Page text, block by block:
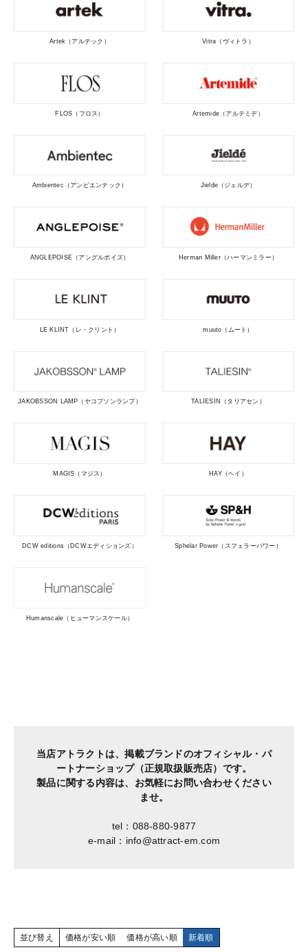
Artek（アルテック） Vitra（ヴィトラ）
FLOS（フロス） Artemide（アルテミデ）
Ambientec（アンビエンテック） Jielde（ジェルデ）
ANGLEPOISE（アングルポイズ） Herman Miller（ハーマンミラー）
LE KLINT（レ・クリント） muuto（ムート）
JAKOBSSON LAMP（ヤコブソンランプ） TALIESIN（タリアセン）
MAGIS（マジス） HAY（ヘイ）
DCW editions（DCWエディションズ） Sphelar Power（スフェラーパワー）
Humanscale（ヒューマンスケール）
当店アトラクトは、掲載ブランドのオフィシャル・パ
ートナーショップ（正規取扱販売店）です。
製品に関する内容は、お気軽にお問い合わせください
ませ。
tel：088-880-9877
e-mail：info@attract-em.com
並び替え 価格が安い順 価格が高い順 新着順